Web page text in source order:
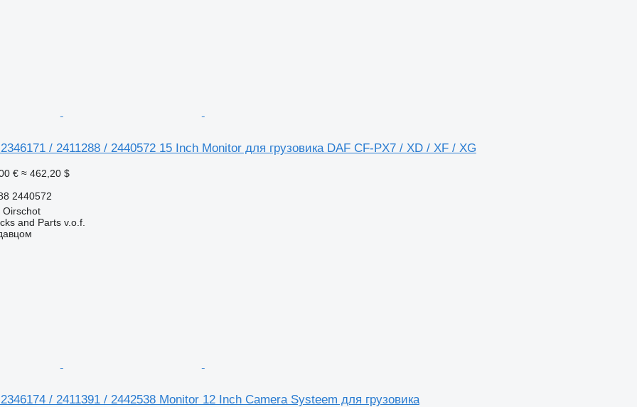
/ 2411288 / 2440572 15 Inch Monitor для грузовика DAF CF-PX7 / XD / XF / XG
€ ≈ 462,20 $
2440572
and Parts v.o.f.
/ 2411391 / 2442538 Monitor 12 Inch Camera Systeem для грузовика